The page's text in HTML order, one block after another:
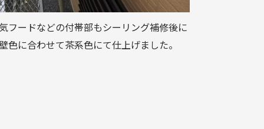
フードなどの付帯部もシーリング補修後に
色に合わせて茶系色にて仕上げました。